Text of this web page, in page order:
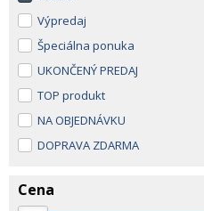
Výpredaj
Špeciálna ponuka
UKONČENÝ PREDAJ
TOP produkt
NA OBJEDNÁVKU
DOPRAVA ZDARMA
Cena